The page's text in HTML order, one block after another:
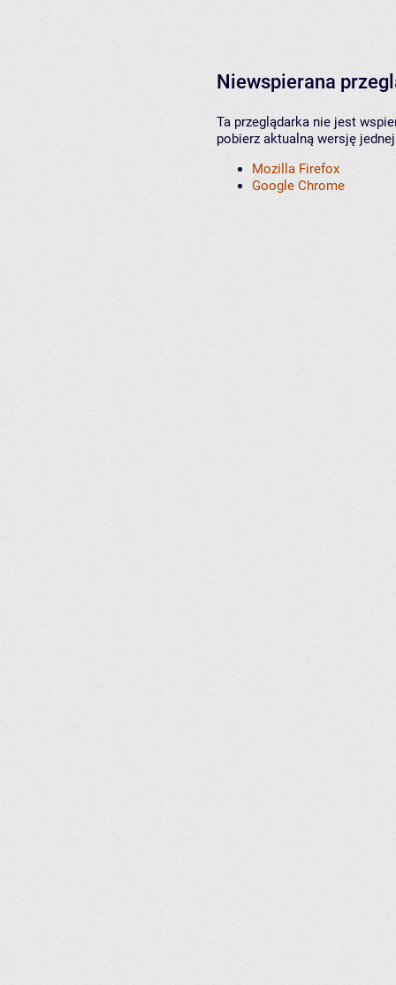
Niewspierana
Ta przeglądarka nie jest
pobierz aktualną wersję
Mozilla Firefox
Google Chrome